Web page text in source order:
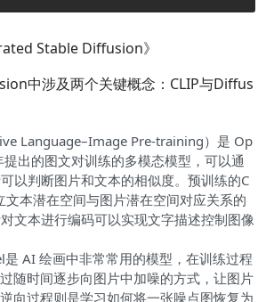
Stable Diffusion》
中涉及两个关键概念：CLIP与Diffus
Language–Image Pre-training）是 Op
出的图文对训练的多模态模型，可以通
以判断图片和文本的相似度。预训练的C
文本潜在空间与图片潜在空间对应关系的
文本进行编码可以实现文字描述控制图像
AI 绘画中非常常用的模型，在训练过程
随时间逐步向图片中加噪的方式，让图片
向过程则是学习如何将一张噪点图恢复为